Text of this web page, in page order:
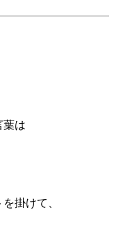
葉は
掛けて、